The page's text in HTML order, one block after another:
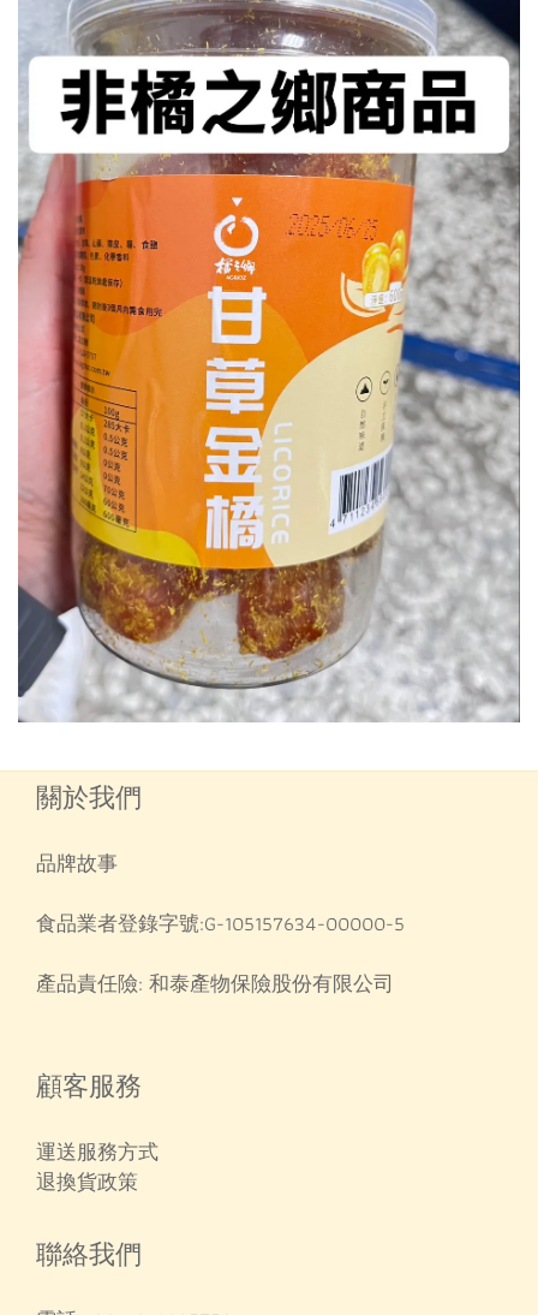
關於我們
品牌故事
食品業者登錄字號:G-105157634-00000-5
產品責任險: 和泰產物保險股份有限公司
顧客服務
運送服務方式
退換貨政策
聯絡我們